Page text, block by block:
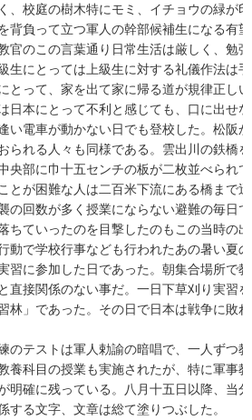
、校庭の樹木特にモミ、イチョウの緑が
背負って立つ軍人の幹部候補生になる有
官のこの言葉通り日常生活は厳しく、勉
生にとっては上級生に対する礼儀作法は
とって、家を出て家に帰る道が規律正し
日本にとって不利と感じても、口に出せ
い電車が動かない日でも登校した。松阪
られる人々も同様である。雲出川の鉄橋
央部に巾十五センチの板が二枚並べられ
とが困難な人は二百米下流にある橋まで
の回数が多く授業にならない避難の毎日
ちていったのを目撃したのもこの当時の
動で学校行事なども行われたあの暑い夏
習に参加した日であった。朝集合場所で
直接関係のない事だ。一日下草刈り実習
林」であった。その日で日本は戦争に敗
のテストは軍人勅諭の暗唱で、一人ずつ
養科目の授業も実施されたが、特に軍事
明確に残っている。八月十五日以降、当
する文字、文章は総て塗りつぶした。